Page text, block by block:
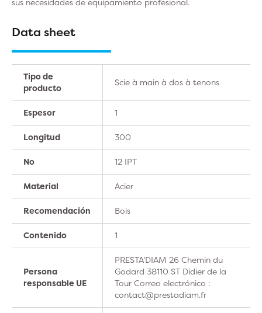
Data sheet
Tipo de
producto
Scie à main à dos à tenons
Espesor 1
Longitud 300
No 12 IPT
Material Acier
Recomendación Bois
Contenido 1
Persona
responsable UE
PRESTA'DIAM 26 Chemin du
Godard 38110 ST Didier de la
Tour Correo electrónico :
contact@prestadiam.fr